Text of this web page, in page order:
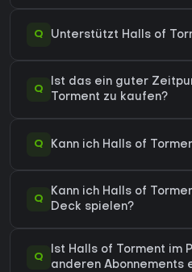
Q Unterstützt Halls of
Q
Ist das ein guter
Torment zu kaufen?
Q Kann ich Halls of
Q
Kann ich Halls of
Deck spielen?
Q
Ist Halls of Torment im
anderen Abonnements